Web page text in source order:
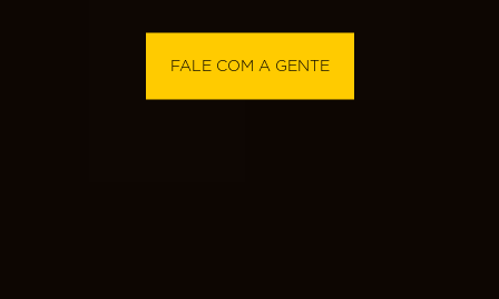
FALE COM A GENTE